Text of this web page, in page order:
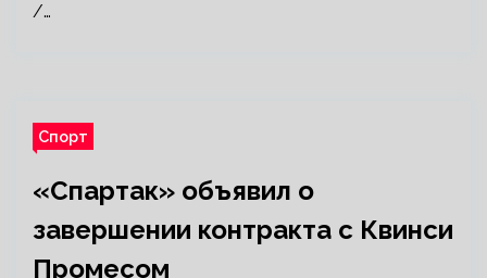
/…
Спорт
«Спартак» объявил о
завершении контракта с Квинси
Промесом